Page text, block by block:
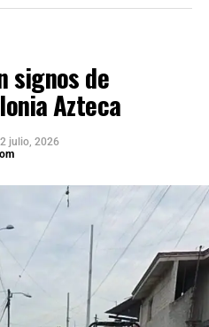
signos de
Azteca
2 julio, 2026